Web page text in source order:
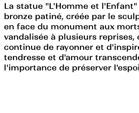
La statue "L'Homme et
bronze patiné, créée par le
en face du monument aux
vandalisée à plusieurs
continue de rayonner et
tendresse et d'amour
l'importance de préserver